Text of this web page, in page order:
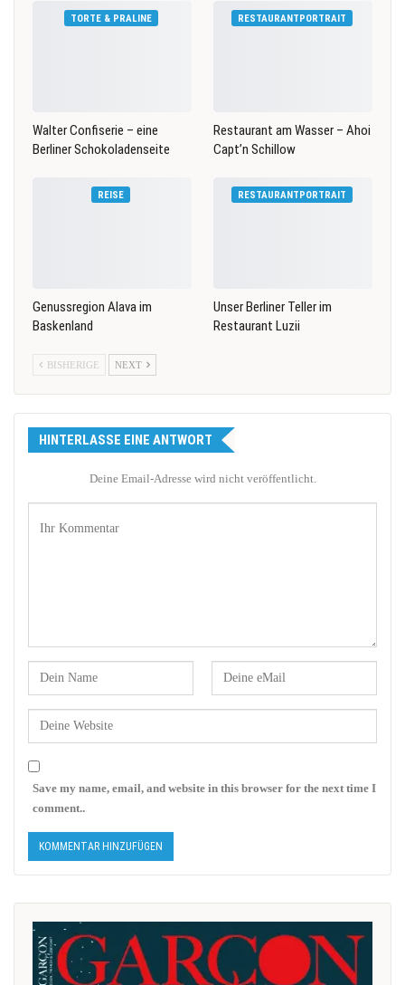
TORTE & PRALINE
Walter Confiserie – eine
Berliner Schokoladenseite
RESTAURANTPORTRAIT
Restaurant am Wasser – Ahoi
Capt’n Schillow
REISE
Genussregion Alava im
Baskenland
RESTAURANTPORTRAIT
Unser Berliner Teller im
Restaurant Luzii
BISHERIGE NEXT
HINTERLASSE EINE ANTWORT
Deine Email-Adresse wird nicht veröffentlicht.
Save my name, email, and website in this browser for the next time I
comment..